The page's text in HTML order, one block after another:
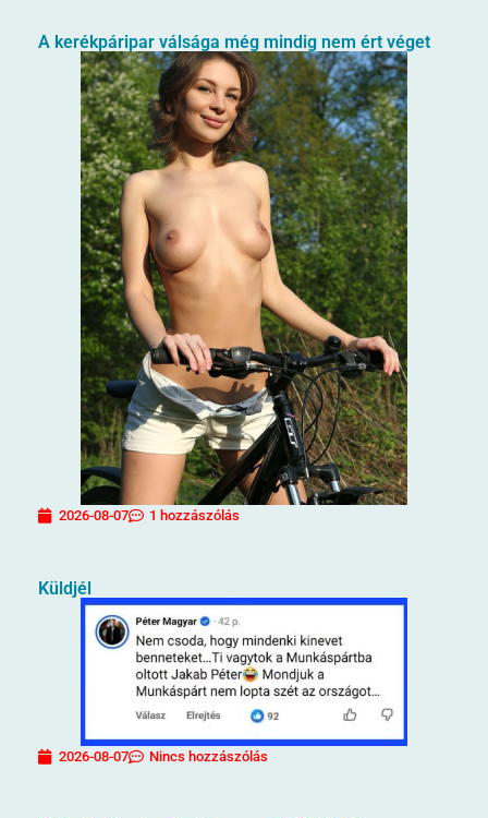
A kerékpáripar válsága még mindig nem ért véget
2026-08-07 1 hozzászólás
Küldjél
2026-08-07 Nincs hozzászólás